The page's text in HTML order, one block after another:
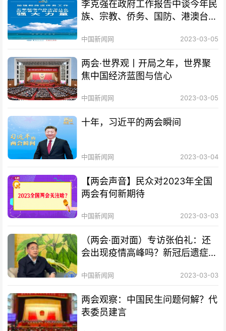
李克强在政府工作报告中谈今年民
族、宗教、侨务、国防、港澳台、
中国新闻网 2023-03-05
两会·世界观丨开局之年，世界聚
焦中国经济蓝图与信心
中国新闻网 2023-03-05
十年，习近平的两会瞬间
中国新闻网 2023-03-04
【两会声音】民众对2023年全国
两会有何新期待
中国新闻网 2023-03-03
（两会·面对面）专访张伯礼：还
会出现疫情高峰吗？新冠后遗症如
中国新闻网 2023-03-03
两会观察：中国民生问题何解？代
表委员建言